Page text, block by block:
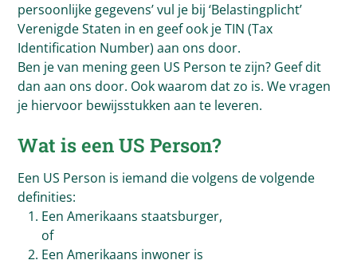
persoonlijke gegevens’ vul je bij ‘Belastingplicht’
Verenigde Staten in en geef ook je TIN (Tax
Identification Number) aan ons door.
Ben je van mening geen US Person te zijn? Geef dit
dan aan ons door. Ook waarom dat zo is. We vragen
je hiervoor bewijsstukken aan te leveren.
Wat is een US Person?
Een US Person is iemand die volgens de volgende
definities:
Een Amerikaans staatsburger,
of
Een Amerikaans inwoner is